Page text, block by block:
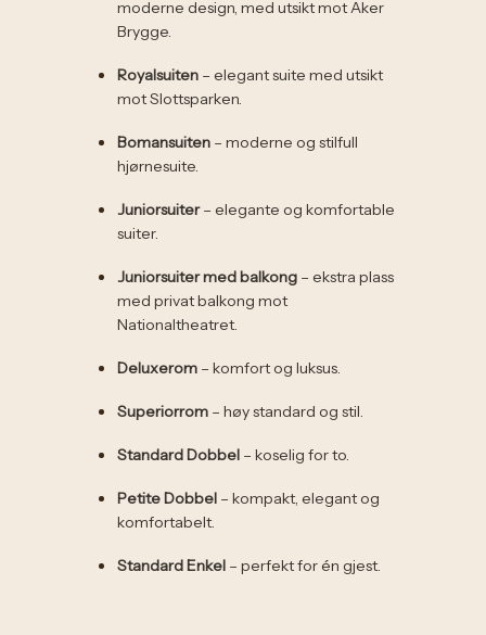
moderne design, med utsikt mot Aker
Brygge.
Royalsuiten – elegant suite med utsikt
mot Slottsparken.
Bomansuiten – moderne og stilfull
hjørnesuite.
Juniorsuiter– elegante og komfortable
suiter.
Juniorsuiter med balkong – ekstra plass
med privat balkong mot
Nationaltheatret.
Deluxerom – komfort og luksus.
Superiorrom – høy standard og stil.
Standard Dobbel – koselig for to.
Petite Dobbel – kompakt, elegant og
komfortabelt.
Standard Enkel – perfekt for én gjest.